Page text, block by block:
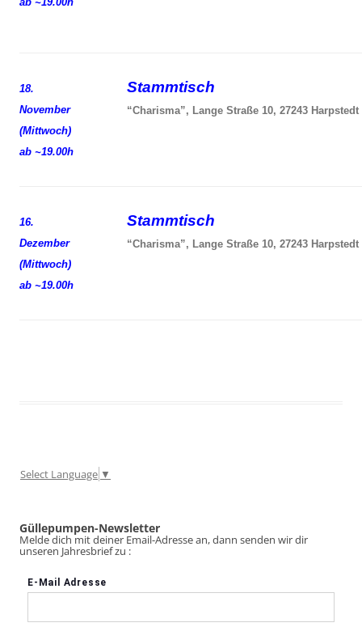
18.
November
(Mittwoch)
ab ~19.00h
Stammtisch
“Charisma”, Lange Straße 10, 27243 Harpstedt
16.
Dezember
(Mittwoch)
ab ~19.00h
Stammtisch
“Charisma”, Lange Straße 10, 27243 Harpstedt
Select Language ▼
Güllepumpen-Newsletter
Melde dich mit deiner Email-Adresse an, dann senden wir dir
unseren Jahresbrief zu :